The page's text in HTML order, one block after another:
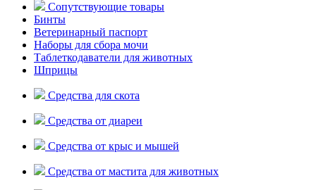
Сопутствующие товары
Бинты
Ветеринарный паспорт
Наборы для сбора мочи
Таблеткодаватели для животных
Шприцы
Средства для скота
Средства от диареи
Средства от крыс и мышей
Средства от мастита для животных